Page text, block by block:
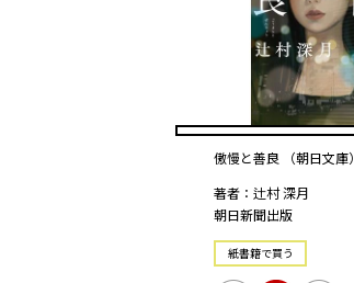
傲慢と善良 （朝日文庫）
著者：辻村 深月
朝日新聞出版
紙書籍で買う